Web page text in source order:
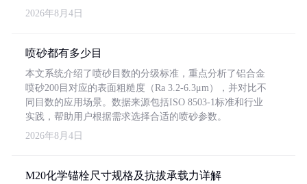
2026年8月4日
喷砂都有多少目
本文系统介绍了喷砂目数的分级标准，重点分析了铝合金
喷砂200目对应的表面粗糙度（Ra 3.2-6.3μm），并对比不
同目数的应用场景。数据来源包括ISO 8503-1标准和行业
实践，帮助用户根据需求选择合适的喷砂参数。
2026年8月4日
M20化学锚栓尺寸规格及抗拔承载力详解